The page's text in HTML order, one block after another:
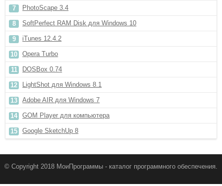
PhotoScape 3.4
SoftPerfect RAM Disk для Windows 10
iTunes 12.4.2
Opera Turbo
DOSBox 0.74
LightShot для Windows 8.1
Adobe AIR для Windows 7
GOM Player для компьютера
Google SketchUp 8
© Copyright 2018 МоиПрограммы - каталог программного обеспечения.